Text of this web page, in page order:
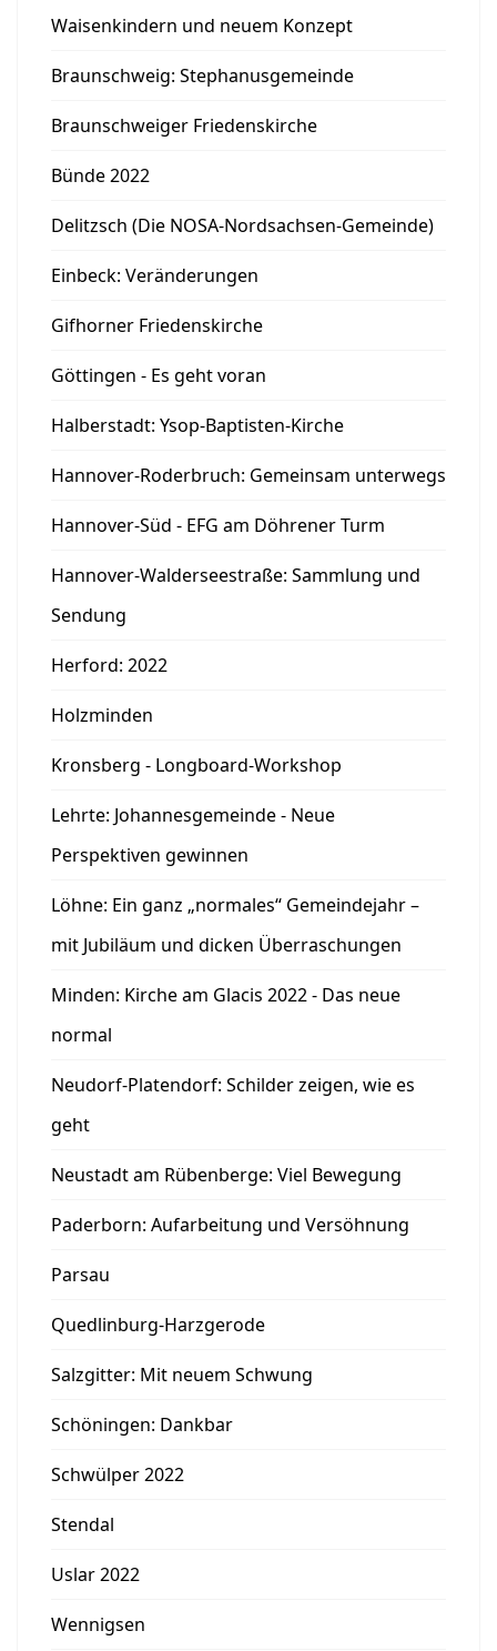
Waisenkindern und neuem Konzept
Braunschweig: Stephanusgemeinde
Braunschweiger Friedenskirche
Bünde 2022
Delitzsch (Die NOSA-Nordsachsen-Gemeinde)
Einbeck: Veränderungen
Gifhorner Friedenskirche
Göttingen - Es geht voran
Halberstadt: Ysop-Baptisten-Kirche
Hannover-Roderbruch: Gemeinsam unterwegs
Hannover-Süd - EFG am Döhrener Turm
Hannover-Walderseestraße: Sammlung und
Sendung
Herford: 2022
Holzminden
Kronsberg - Longboard-Workshop
Lehrte: Johannesgemeinde - Neue
Perspektiven gewinnen
Löhne: Ein ganz „normales“ Gemeindejahr –
mit Jubiläum und dicken Überraschungen
Minden: Kirche am Glacis 2022 - Das neue
normal
Neudorf-Platendorf: Schilder zeigen, wie es
geht
Neustadt am Rübenberge: Viel Bewegung
Paderborn: Aufarbeitung und Versöhnung
Parsau
Quedlinburg-Harzgerode
Salzgitter: Mit neuem Schwung
Schöningen: Dankbar
Schwülper 2022
Stendal
Uslar 2022
Wennigsen